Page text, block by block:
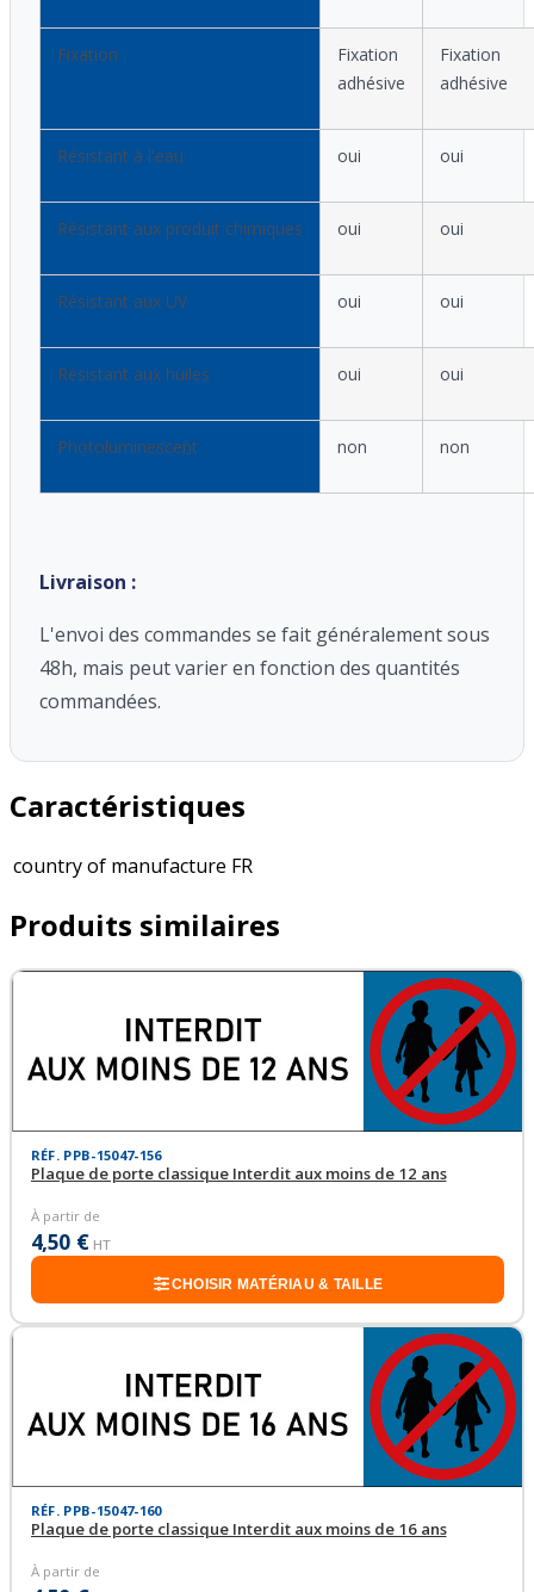
Fixation
Fixation
adhésive
Fixation
adhésive
Résistant à l'eau oui oui
Résistant aux produit chimiques oui oui
Résistant aux UV oui oui
Résistant aux huiles oui oui
Photoluminescent non non
Livraison :
L'envoi des commandes se fait généralement sous
48h, mais peut varier en fonction des quantités
commandées.
Caractéristiques
country of manufacture FR
Produits similaires
RÉF. PPB-15047-156
Plaque de porte classique Interdit aux moins de 12 ans
À partir de
4,50 € HT
CHOISIR MATÉRIAU & TAILLE
RÉF. PPB-15047-160
Plaque de porte classique Interdit aux moins de 16 ans
À partir de